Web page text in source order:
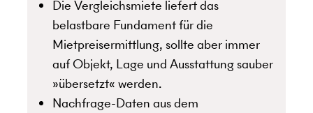
Die Vergleichsmiete liefert das
belastbare Fundament für die
Mietpreisermittlung, sollte aber immer
auf Objekt, Lage und Ausstattung sauber
»übersetzt« werden.
Nachfrage-Daten aus dem